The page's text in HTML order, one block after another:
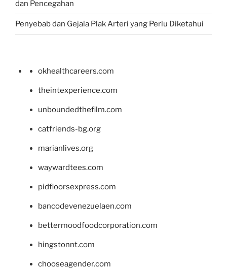
dan Pencegahan
Penyebab dan Gejala Plak Arteri yang Perlu Diketahui
okhealthcareers.com
theintexperience.com
unboundedthefilm.com
catfriends-bg.org
marianlives.org
waywardtees.com
pidfloorsexpress.com
bancodevenezuelaen.com
bettermoodfoodcorporation.com
hingstonnt.com
chooseagender.com